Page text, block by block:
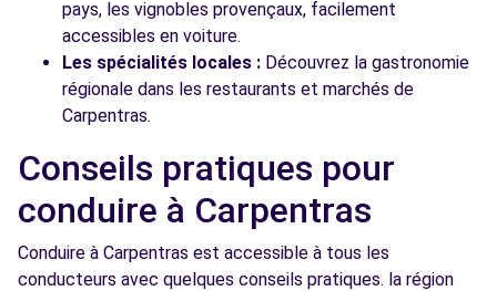
pays, les vignobles provençaux, facilement
accessibles en voiture.
Les spécialités locales : Découvrez la gastronomie
régionale dans les restaurants et marchés de
Carpentras.
Conseils pratiques pour
conduire à Carpentras
Conduire à Carpentras est accessible à tous les
conducteurs avec quelques conseils pratiques. la région